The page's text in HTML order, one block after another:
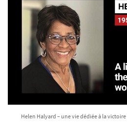
Helen Halyard – une vie dédiée à la